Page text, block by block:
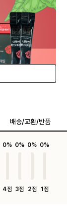
배송/교환/반품
0%
4점
0%
3점
0%
2점
0%
1점